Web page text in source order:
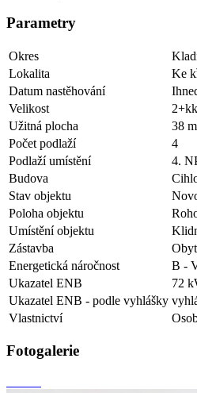
Parametry
Okres
Lokalita
Ke
Datum nastěhování
Velikost
2+kk
Užitná plocha
38
Počet podlaží
4
Podlaží umístění
4.
Budova
Stav objektu
Poloha objektu
Umístění objektu
Zástavba
Energetická náročnost
B -
Ukazatel ENB
72
Ukazatel ENB - podle vyhlášky
Vlastnictví
Fotogalerie